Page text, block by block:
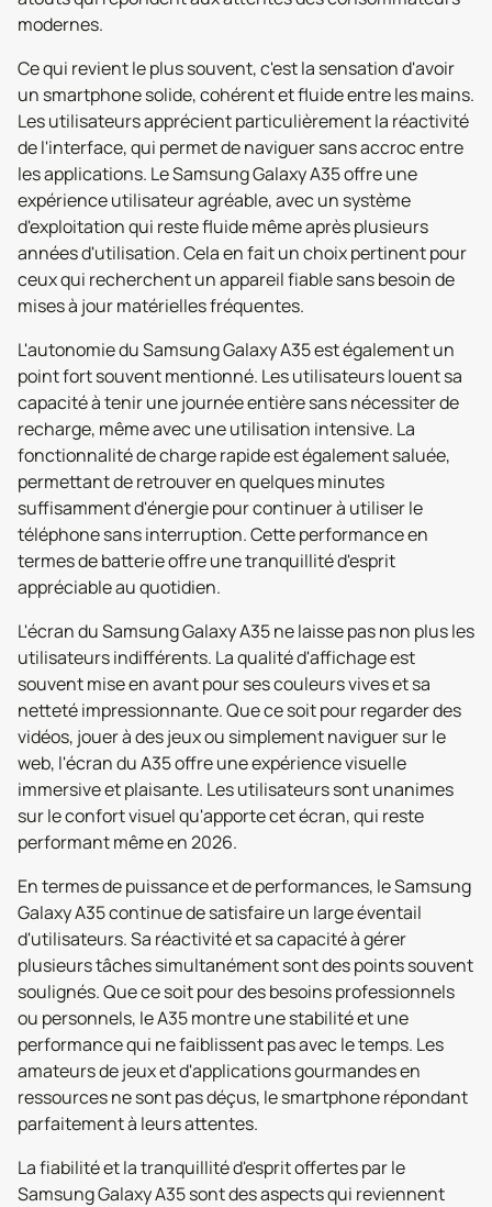
modernes.
Ce qui revient le plus souvent, c'est la sensation d'avoir
un smartphone solide, cohérent et fluide entre les mains.
Les utilisateurs apprécient particulièrement la réactivité
de l'interface, qui permet de naviguer sans accroc entre
les applications. Le Samsung Galaxy A35 offre une
expérience utilisateur agréable, avec un système
d'exploitation qui reste fluide même après plusieurs
années d'utilisation. Cela en fait un choix pertinent pour
ceux qui recherchent un appareil fiable sans besoin de
mises à jour matérielles fréquentes.
L'autonomie du Samsung Galaxy A35 est également un
point fort souvent mentionné. Les utilisateurs louent sa
capacité à tenir une journée entière sans nécessiter de
recharge, même avec une utilisation intensive. La
fonctionnalité de charge rapide est également saluée,
permettant de retrouver en quelques minutes
suffisamment d'énergie pour continuer à utiliser le
téléphone sans interruption. Cette performance en
termes de batterie offre une tranquillité d'esprit
appréciable au quotidien.
L'écran du Samsung Galaxy A35 ne laisse pas non plus les
utilisateurs indifférents. La qualité d'affichage est
souvent mise en avant pour ses couleurs vives et sa
netteté impressionnante. Que ce soit pour regarder des
vidéos, jouer à des jeux ou simplement naviguer sur le
web, l'écran du A35 offre une expérience visuelle
immersive et plaisante. Les utilisateurs sont unanimes
sur le confort visuel qu'apporte cet écran, qui reste
performant même en 2026.
En termes de puissance et de performances, le Samsung
Galaxy A35 continue de satisfaire un large éventail
d'utilisateurs. Sa réactivité et sa capacité à gérer
plusieurs tâches simultanément sont des points souvent
soulignés. Que ce soit pour des besoins professionnels
ou personnels, le A35 montre une stabilité et une
performance qui ne faiblissent pas avec le temps. Les
amateurs de jeux et d'applications gourmandes en
ressources ne sont pas déçus, le smartphone répondant
parfaitement à leurs attentes.
La fiabilité et la tranquillité d'esprit offertes par le
Samsung Galaxy A35 sont des aspects qui reviennent